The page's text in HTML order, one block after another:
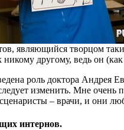
являющийся творцом
другому, ведь он
роль доктора Андрея
изменить. Мне
– врачи, и они
интернов.